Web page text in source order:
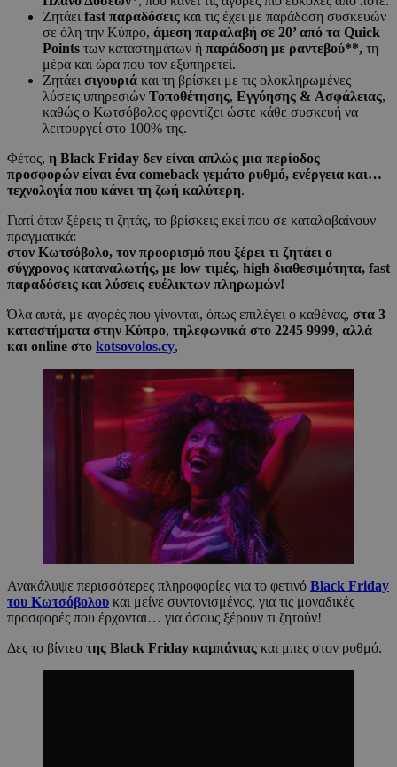
Ζητάει fast παραδόσεις και τις έχει με παράδοση συσκευών
σε όλη την Κύπρο, άμεση παραλαβή σε 20’ από τα Quick
Points των καταστημάτων ή παράδοση με ραντεβού**, τη
μέρα και ώρα που τον εξυπηρετεί.
Ζητάει σιγουριά και τη βρίσκει με τις ολοκληρωμένες
λύσεις υπηρεσιών Τοποθέτησης, Εγγύησης & Ασφάλειας,
καθώς ο Κωτσόβολος φροντίζει ώστε κάθε συσκευή να
λειτουργεί στο 100% της.
Φέτος, η Black Friday δεν είναι απλώς μια περίοδος
προσφορών είναι ένα comeback γεμάτο ρυθμό, ενέργεια και…
τεχνολογία που κάνει τη ζωή καλύτερη.
Γιατί όταν ξέρεις τι ζητάς, το βρίσκεις εκεί που σε καταλαβαίνουν
πραγματικά:
στον Κωτσόβολο, τον προορισμό που ξέρει τι ζητάει ο
σύγχρονος καταναλωτής, με low τιμές, high διαθεσιμότητα, fast
παραδόσεις και λύσεις ευέλικτων πληρωμών!
Όλα αυτά, με αγορές που γίνονται, όπως επιλέγει ο καθένας, στα 3
καταστήματα στην Κύπρο, τηλεφωνικά στο 2245 9999, αλλά
και online στο kotsovolos.cy,
Ανακάλυψε περισσότερες πληροφορίες για το φετινό Black Friday
του Κωτσόβολου και μείνε συντονισμένος, για τις μοναδικές
προσφορές που έρχονται… για όσους ξέρουν τι ζητούν!
Δες το βίντεο της Black Friday καμπάνιας και μπες στον ρυθμό.